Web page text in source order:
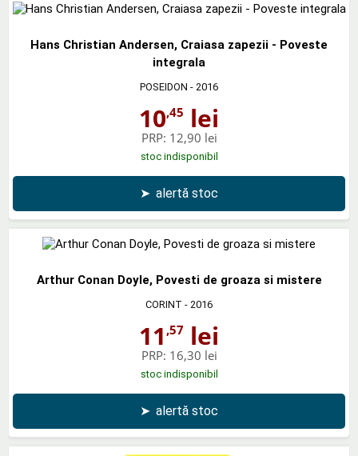
Hans Christian Andersen, Craiasa zapezii - Poveste
integrala
POSEIDON - 2016
10,45 lei
PRP: 12,90 lei
stoc indisponibil
➤ alertă stoc
Arthur Conan Doyle, Povesti de groaza si mistere
CORINT - 2016
11 ,57 lei
PRP: 16,30 lei
stoc indisponibil
➤ alertă stoc